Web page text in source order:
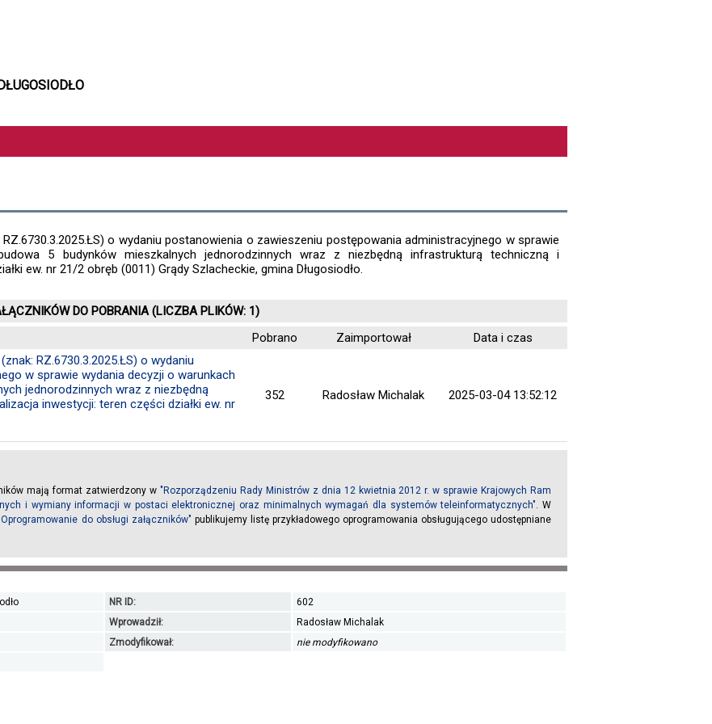
o wydaniu postanowienia o zawieszeniu postępowania administracyjnego w sprawie
5 budynków mieszkalnych jednorodzinnych wraz z niezbędną infrastrukturą techniczną i
ew. nr 21/2 obręb (0011) Grądy Szlacheckie, gmina Długosiodło.
DO POBRANIA (LICZBA PLIKÓW: 1)
Pobrano Zaimportował
Data i czas
RZ.6730.3.2025.ŁS) o wydaniu
w sprawie wydania decyzji o warunkach
jednorodzinnych wraz z niezbędną
inwestycji: teren części działki ew. nr
352 Radosław Michalak 2025-03-04 13:52:12
mają format zatwierdzony w "Rozporządzeniu Rady Ministrów z dnia 12 kwietnia 2012 r. w sprawie Krajowych Ram
i wymiany informacji w postaci elektronicznej oraz minimalnych wymagań dla systemów teleinformatycznych". W
do obsługi załączników" publikujemy listę przykładowego oprogramowania obsługującego udostępniane
NR ID:
602
Wprowadził:
Radosław Michalak
Zmodyfikował:
nie modyfikowano